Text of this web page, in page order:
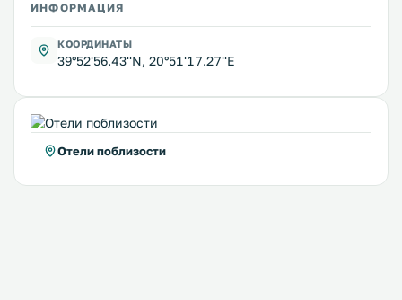
ИНФОРМАЦИЯ
КООРДИНАТЫ
39°52'56.43''N, 20°51'17.27''E
Отели поблизости